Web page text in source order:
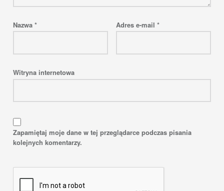
Nazwa * Adres e-mail *
Witryna internetowa
Zapamiętaj moje dane w tej przeglądarce podczas pisania
kolejnych komentarzy.